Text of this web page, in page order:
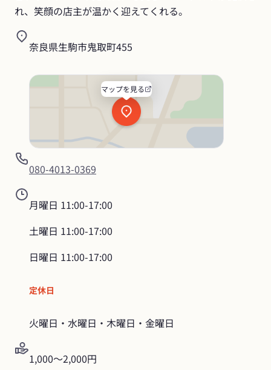
れ、笑顔の店主が温かく迎えてくれる。
奈良県生駒市鬼取町455
マップを見る
080-4013-0369
月曜日 11:00-17:00
土曜日 11:00-17:00
日曜日 11:00-17:00
定休日
火曜日・水曜日・木曜日・金曜日
1,000〜2,000円